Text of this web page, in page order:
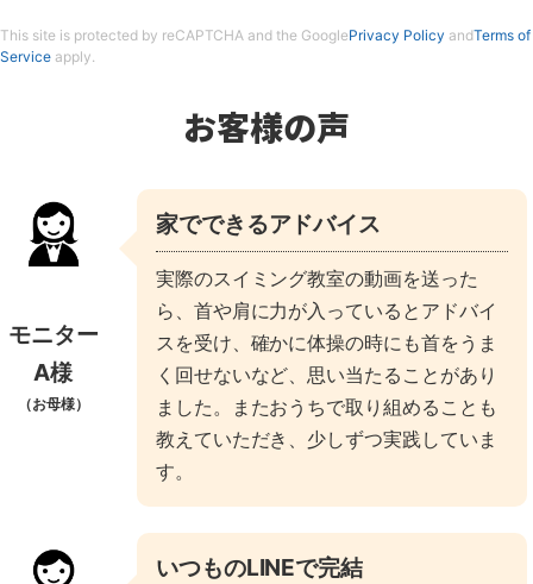
This site is protected by reCAPTCHA and the GooglePrivacy Policy andTerms of
Serviceapply.
お客様の声
モニター
A様
（お母様）
家でできるアドバイス
実際のスイミング教室の動画を送った
ら、首や肩に力が入っているとアドバイ
スを受け、確かに体操の時にも首をうま
く回せないなど、思い当たることがあり
ました。またおうちで取り組めることも
教えていただき、少しずつ実践していま
す。
いつものLINEで完結